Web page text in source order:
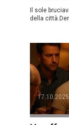
Il sole
della
17.10.2025